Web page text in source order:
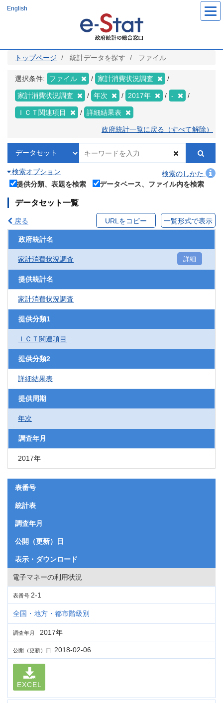
ツ
English
トップページ 統計データを探す ファイル
選択条件: ファイル 家計消費状況調査
家計消費状況調査 年次 2017年 -
ＩＣＴ関連項目 詳細結果表
政府統計一覧に戻る（すべて解除）
検索オプション
検索のしかた
提供分類、表題を検索
データベース、ファイル内を検索
データセット一覧
戻る URLをコピー 一覧形式で表示
政府統計名
家計消費状況調査 詳細
提供統計名
家計消費状況調査
提供分類1
ＩＣＴ関連項目
提供分類2
詳細結果表
提供周期
年次
調査年月
2017年
表番号
統計表
調査年月
公開（更新）日
表示・ダウンロード
電子マネーの利用状況
表番号 2-1
全国・地方・都市階級別
調査年月 2017年
公開（更新）日 2018-02-06
EXCEL